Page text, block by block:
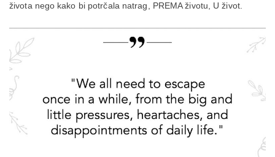
života nego kako bi potrčala natrag, PREMA životu, U život.